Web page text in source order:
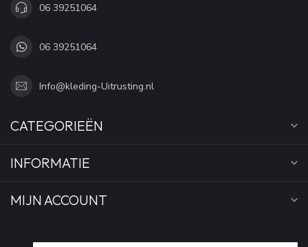
06 39251064
06 39251064
Info@kleding-Uitrusting.nl
CATEGORIEËN
INFORMATIE
MIJN ACCOUNT